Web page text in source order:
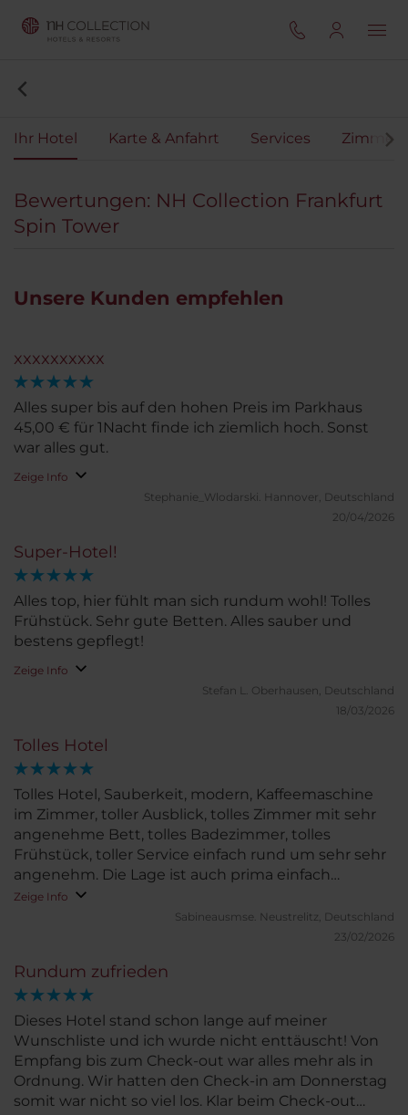
Ihr Hotel Karte & Anfahrt Services Zimmer
Bewertungen: NH Collection Frankfurt
Spin Tower
Unsere Kunden empfehlen
xxxxxxxxxx
Alles super bis auf den hohen Preis im Parkhaus
45,00 € für 1Nacht finde ich ziemlich hoch. Sonst
war alles gut.
Zeige Info
Stephanie_Wlodarski. Hannover, Deutschland
20/04/2026
Super-Hotel!
Alles top, hier fühlt man sich rundum wohl! Tolles
Frühstück. Sehr gute Betten. Alles sauber und
bestens gepflegt!
Zeige Info
Stefan L. Oberhausen, Deutschland
18/03/2026
Tolles Hotel
Tolles Hotel, Sauberkeit, modern, Kaffeemaschine
im Zimmer, toller Ausblick, tolles Zimmer mit sehr
angenehme Bett, tolles Badezimmer, tolles
Frühstück, toller Service einfach rund um sehr sehr
angenehm. Die Lage ist auch prima einfach
wunderbar
Zeige Info
Sabineausmse. Neustrelitz, Deutschland
23/02/2026
Rundum zufrieden
Dieses Hotel stand schon lange auf meiner
Wunschliste und ich wurde nicht enttäuscht! Von
Empfang bis zum Check-out war alles mehr als in
Ordnung. Wir hatten den Check-in am Donnerstag
somit war nicht so viel los. Klar beim Check-out